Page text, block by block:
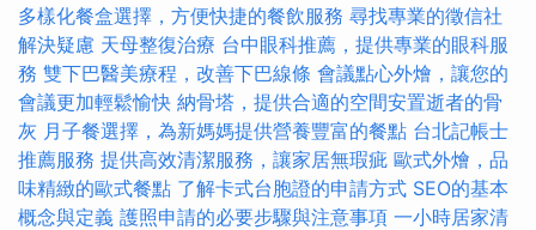
多樣化餐盒選擇，方便快捷的餐飲服務 尋找專業的徵信社
解決疑慮 天母整復治療 台中眼科推薦，提供專業的眼科服
務 雙下巴醫美療程，改善下巴線條 會議點心外燴，讓您的
會議更加輕鬆愉快 納骨塔，提供合適的空間安置逝者的骨
灰 月子餐選擇，為新媽媽提供營養豐富的餐點 台北記帳士
推薦服務 提供高效清潔服務，讓家居無瑕疵 歐式外燴，品
味精緻的歐式餐點 了解卡式台胞證的申請方式 SEO的基本
概念與定義 護照申請的必要步驟與注意事項 一小時居家清